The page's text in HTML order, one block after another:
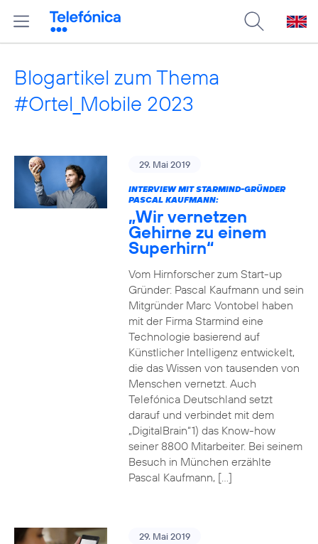
Blogartikel zum Thema
#Ortel_Mobile 2023
29. Mai 2019
INTERVIEW MIT STARMIND-GRÜNDER
PASCAL KAUFMANN:
„Wir vernetzen
Gehirne zu einem
Superhirn“
Vom Hirnforscher zum Start-up
Gründer: Pascal Kaufmann und sein
Mitgründer Marc Vontobel haben
mit der Firma Starmind eine
Technologie basierend auf
Künstlicher Intelligenz entwickelt,
die das Wissen von tausenden von
Menschen vernetzt. Auch
Telefónica Deutschland setzt
darauf und verbindet mit dem
„DigitalBrain“1) das Know-how
seiner 8800 Mitarbeiter. Bei seinem
Besuch in München erzählte
Pascal Kaufmann, […]
29. Mai 2019